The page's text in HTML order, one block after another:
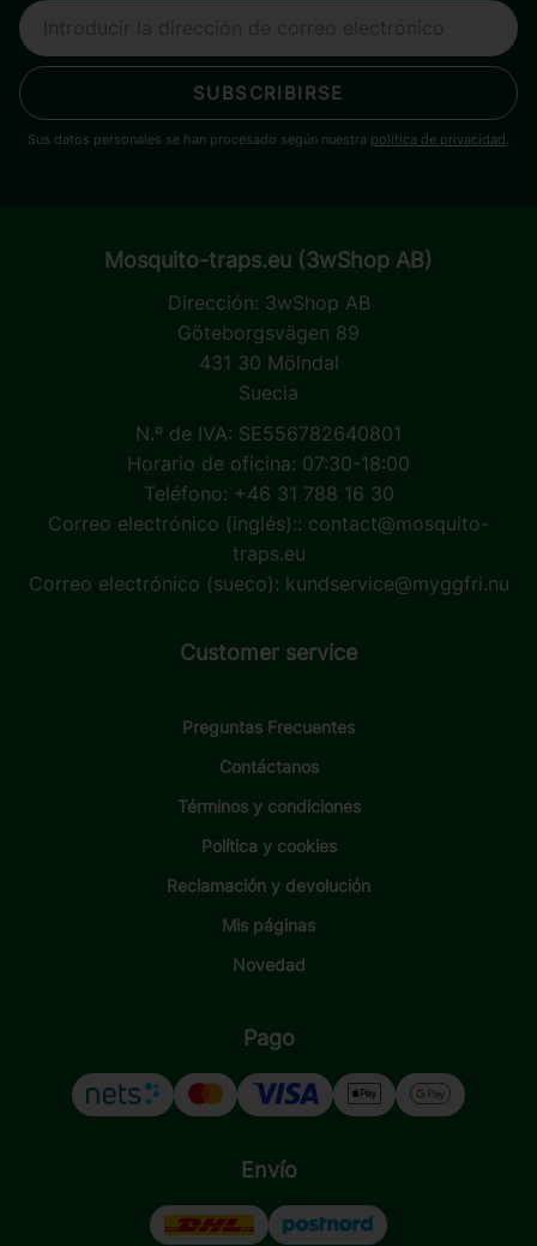
SUBSCRIBIRSE
Sus datos personales se han procesado según nuestra política de privacidad.
Mosquito-traps.eu (3wShop AB)
Dirección: 3wShop AB
Göteborgsvägen 89
431 30 Mölndal
Suecia
N.º de IVA: SE556782640801
Horario de oficina: 07:30-18:00
Teléfono: +46 31 788 16 30
Correo electrónico (inglés):: contact@mosquito-
traps.eu
Correo electrónico (sueco): kundservice@myggfri.nu
Customer service
Preguntas Frecuentes
Contáctanos
Términos y condiciones
Política y cookies
Reclamación y devolución
Mis páginas
Novedad
Pago
Envío